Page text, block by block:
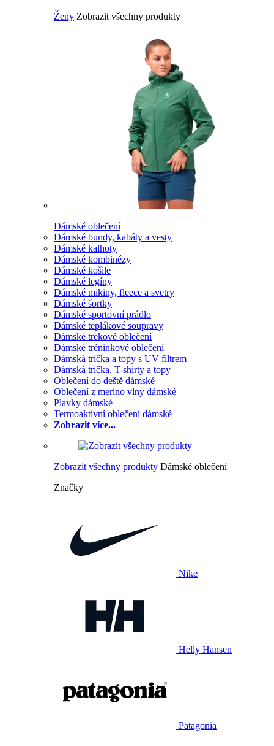
Ženy Zobrazit všechny produkty
Dámské oblečení
Dámské bundy, kabáty a vesty
Dámské kalhoty
Dámské kombinézy
Dámské košile
Dámské legíny
Dámské mikiny, fleece a svetry
Dámské šortky
Dámské sportovní prádlo
Dámské teplákové soupravy
Dámské trekové oblečení
Dámské tréninkové oblečení
Dámská trička a topy s UV filtrem
Dámská trička, T-shirty a topy
Oblečení do deště dámské
Oblečení z merino vlny dámské
Plavky dámské
Termoaktivní oblečení dámské
Zobrazit více...
Zobrazit všechny produkty Dámské oblečení
Značky
Nike
Helly Hansen
Patagonia